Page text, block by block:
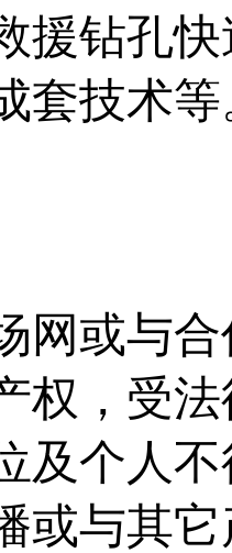
援钻孔
套技术
网或与
权，受
及个人
或与其